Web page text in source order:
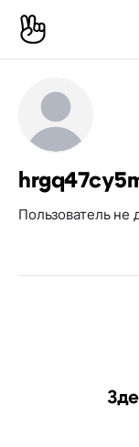
Пользователь не